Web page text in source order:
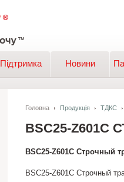
Підтримка Новини
Головна Продукція ТДКС
BSC25-
BSC25-Z601C Строчный
BSC25-Z601C Строчный